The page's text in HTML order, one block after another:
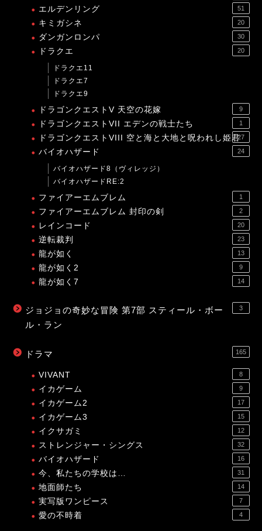
エルデンリング 51
キミガシネ 20
ダンガンロンパ 30
ドラクエ 20
ドラクエ11
ドラクエ7
ドラクエ9
ドラゴンクエストV 天空の花嫁 9
ドラゴンクエストVII エデンの戦士たち 1
ドラゴンクエストVIII 空と海と大地と呪われし姫君27
バイオハザード 24
バイオハザード8（ヴィレッジ）
バイオハザードRE:2
ファイアーエムブレム 1
ファイアーエムブレム 封印の剣 2
レインコード 20
逆転裁判 23
龍が如く 13
龍が如く2 9
龍が如く7 14
ジョジョの奇妙な冒険 第7部 スティール・ボー
ル・ラン
3
ドラマ 165
VIVANT 8
イカゲーム 9
イカゲーム2 17
イカゲーム3 15
イクサガミ 12
ストレンジャー・シングス 32
バイオハザード 16
今、私たちの学校は… 31
地面師たち 14
実写版ワンピース 7
愛の不時着 4